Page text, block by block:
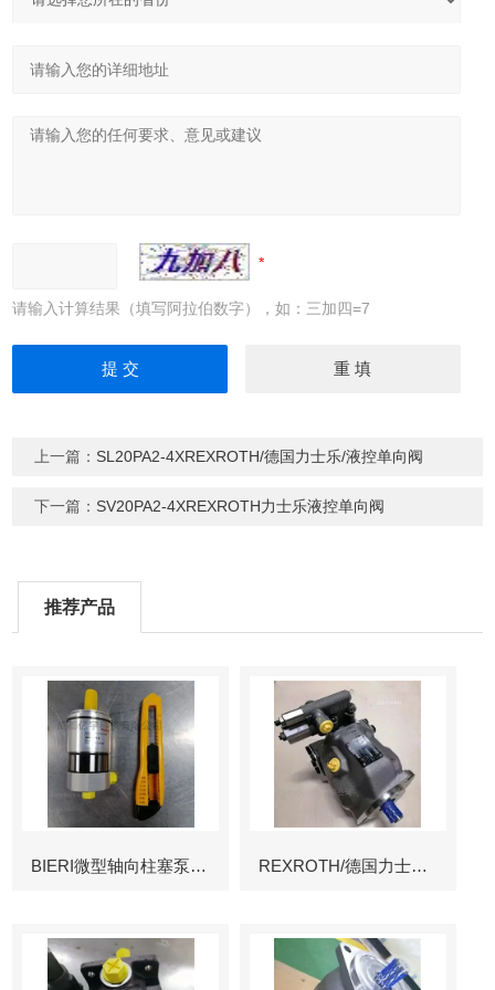
请输入计算结果（填写阿拉伯数字），如：三加四=7
上一篇： SL20PA2-4XREXROTH/德国力士乐/液控单向阀
下一篇： SV20PA2-4XREXROTH力士乐液控单向阀
推荐产品
BIERI微型轴向柱塞泵AKP REXROTH/德国力士乐叶片泵